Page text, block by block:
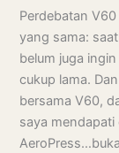
Perdebatan
yang sama:
belum juga
cukup lama.
bersama V60,
saya mendapati